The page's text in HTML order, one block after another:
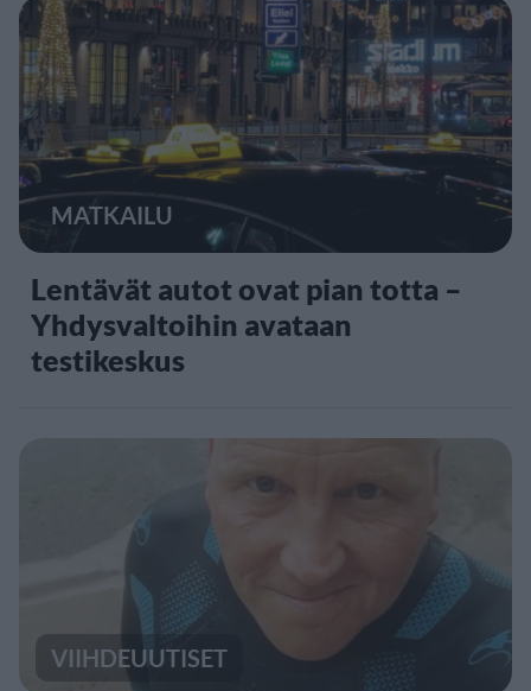
MATKAILU
Lentävät autot ovat pian totta –
Yhdysvaltoihin avataan
testikeskus
VIIHDEUUTISET